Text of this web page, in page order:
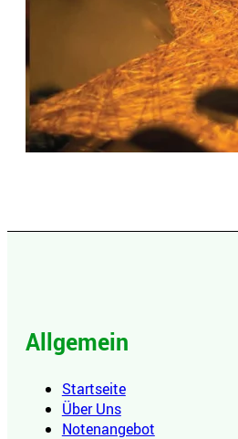
Allgemein
Startseite
Über Uns
Notenangebot